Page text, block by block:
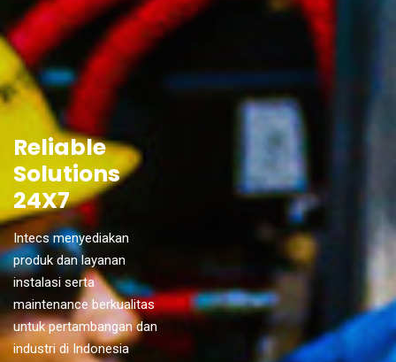
Reliable
Solutions
24X7
Intecs menyediakan
produk dan layanan
instalasi serta
maintenance berkualitas
untuk pertambangan dan
industri di Indonesia